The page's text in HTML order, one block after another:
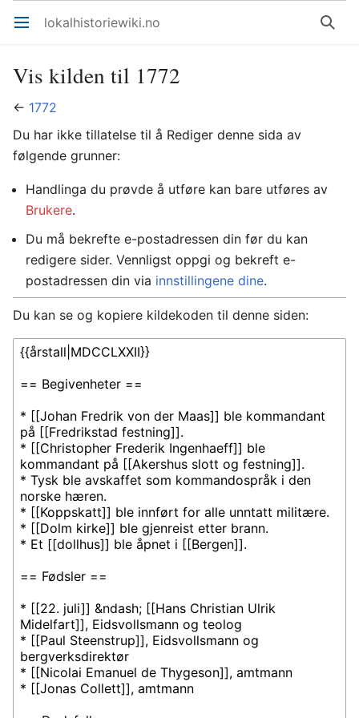
Åpne hovedmenyen lokalhistoriewiki.no Søk
Vis kilden til 1772
← 1772
Du har ikke tillatelse til å Rediger denne sida av
følgende grunner:
Handlinga du prøvde å utføre kan bare utføres av
Brukere.
Du må bekrefte e-postadressen din før du kan
redigere sider. Vennligst oppgi og bekreft e-
postadressen din via innstillingene dine.
Du kan se og kopiere kildekoden til denne siden: